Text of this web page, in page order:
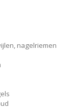
nagelriemen